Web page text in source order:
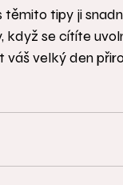
tipy ji
se cítíte
velký den